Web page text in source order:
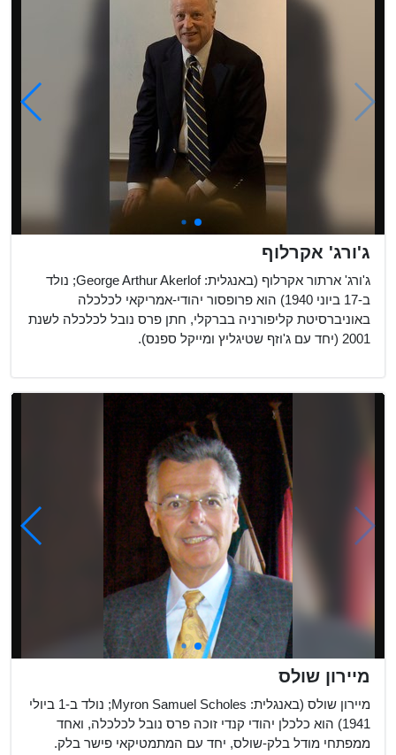
ג'ורג' אקרלוף
ג'ורג' ארתור אקרלוף (באנגלית: George Arthur Akerlof; נולד
ב-17 ביוני 1940) הוא פרופסור יהודי-אמריקאי לכלכלה
באוניברסיטת קליפורניה בברקלי, חתן פרס נובל לכלכלה לשנת
2001 (יחד עם ג'וזף שטיגליץ ומייקל ספנס).
מיירון שולס
מיירון שולס (באנגלית: Myron Samuel Scholes; נולד ב-1 ביולי
1941) הוא כלכלן יהודי קנדי זוכה פרס נובל לכלכלה, ואחד
ממפתחי מודל בלק-שולס, יחד עם המתמטיקאי פישר בלק.